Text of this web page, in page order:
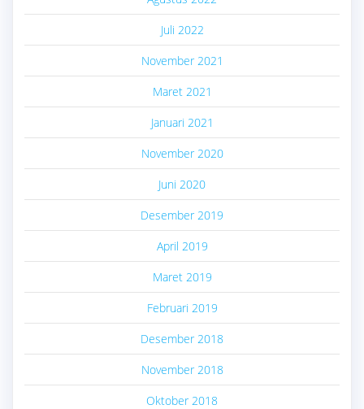
Juli 2022
November 2021
Maret 2021
Januari 2021
November 2020
Juni 2020
Desember 2019
April 2019
Maret 2019
Februari 2019
Desember 2018
November 2018
Oktober 2018